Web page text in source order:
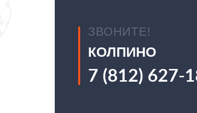
ЗВОНИТЕ!
КОЛПИНО
7 (812) 627-